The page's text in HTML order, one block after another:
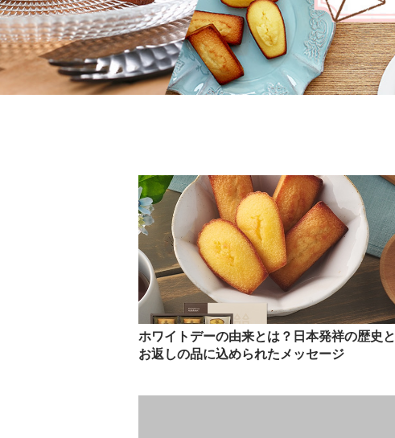
ホワイトデーの由来とは？日本発祥の歴史と
お返しの品に込められたメッセージ